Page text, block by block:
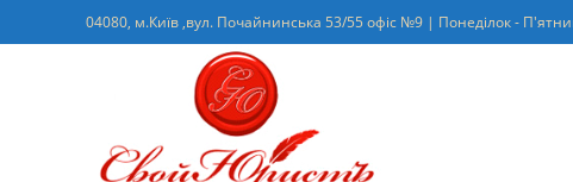
04080, м.Київ ,вул. Почайнинська 53/55 офіс №9 | Понеділок -